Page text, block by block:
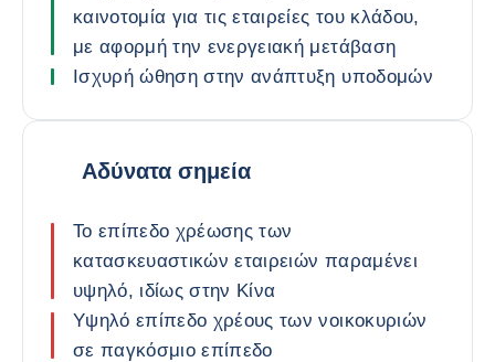
καινοτομία για τις εταιρείες του κλάδου,
με αφορμή την ενεργειακή μετάβαση
Ισχυρή ώθηση στην ανάπτυξη υποδομών
Αδύνατα σημεία
Το επίπεδο χρέωσης των
κατασκευαστικών εταιρειών παραμένει
υψηλό, ιδίως στην Κίνα
Υψηλό επίπεδο χρέους των νοικοκυριών
σε παγκόσμιο επίπεδο